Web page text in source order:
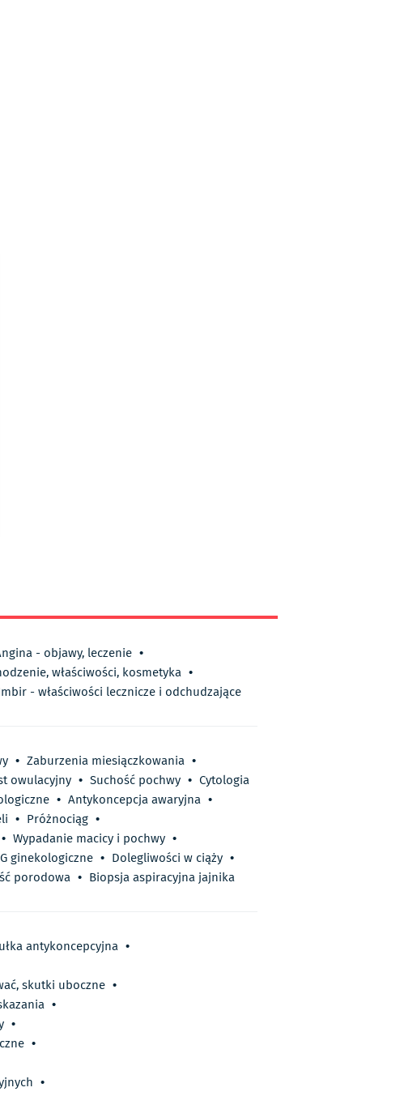
- objawy, leczenie •
właściwości, kosmetyka •
- właściwości lecznicze i odchudzające
• Zaburzenia miesiączkowania •
owulacyjny • Suchość pochwy • Cytologia
• Antykoncepcja awaryjna •
• Próżnociąg •
• Wypadanie macicy i pochwy •
ginekologiczne • Dolegliwości w ciąży •
porodowa • Biopsja aspiracyjna jajnika
antykoncepcyjna •
skutki uboczne •
•
•
•
•